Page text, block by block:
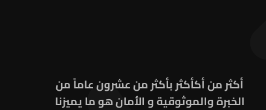
أكثر من أكأكثر بأكثر من عشرون عاماً من
الخبرة والموثوقية و الأمان هو ما يميزنا